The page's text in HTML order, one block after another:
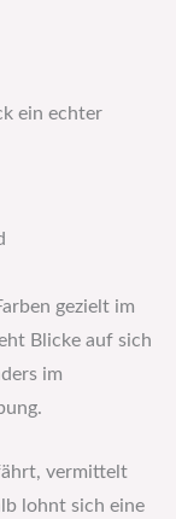
ein echter
gezielt im
Blicke auf sich
im
vermittelt
lohnt sich eine